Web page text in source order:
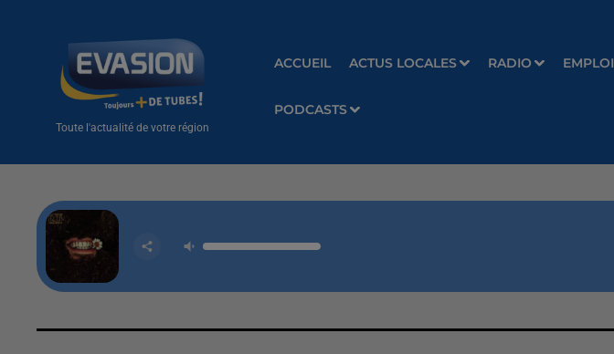
Toute l'actualité de votre région
ACCUEIL ACTUS LOCALES RADIO EMPLOI
PODCASTS